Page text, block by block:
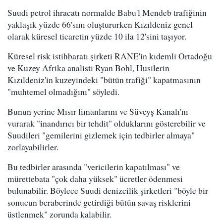
Suudi petrol ihracatı normalde Babu'l Mendeb trafiğinin
yaklaşık yüzde 66'sını oluştururken Kızıldeniz genel
olarak küresel ticaretin yüzde 10 ila 12'sini taşıyor.
Küresel risk istihbaratı şirketi RANE'in kıdemli Ortadoğu
ve Kuzey Afrika analisti Ryan Bohl, Husilerin
Kızıldeniz'in kuzeyindeki "bütün trafiği" kapatmasının
"muhtemel olmadığını" söyledi.
Bunun yerine Mısır limanlarını ve Süveyş Kanalı'nı
vurarak "inandırıcı bir tehdit" olduklarını gösterebilir ve
Suudileri "gemilerini gizlemek için tedbirler almaya"
zorlayabilirler.
Bu tedbirler arasında "vericilerin kapatılması" ve
mürettebata "çok daha yüksek" ücretler ödenmesi
bulunabilir. Böylece Suudi denizcilik şirketleri "böyle bir
sonucun beraberinde getirdiği bütün savaş risklerini
üstlenmek" zorunda kalabilir.